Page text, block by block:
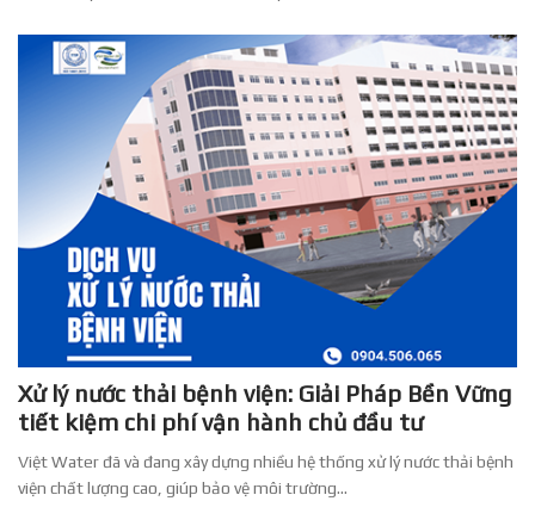
Xử lý nước thải bệnh viện: Giải Pháp Bền Vững
tiết kiệm chi phí vận hành chủ đầu tư
Việt Water đã và đang xây dựng nhiều hệ thống xử lý nước thải bệnh
viện chất lượng cao, giúp bảo vệ môi trường...